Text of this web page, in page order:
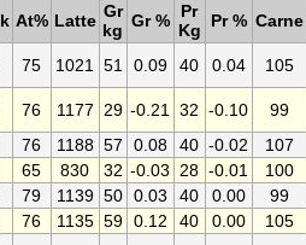
At% Latte Gr
kg Gr %
Pr
Kg
Pr % Carne
75 1021 51 0.09 40 0.04 105
76 1177 29 -0.21 32 -0.10 99
76 1188 57 0.08 40 -0.02 107
65 830 32 -0.03 28 -0.01 100
79 1139 50 0.03 40 0.00 99
76 1135 59 0.12 40 0.00 105